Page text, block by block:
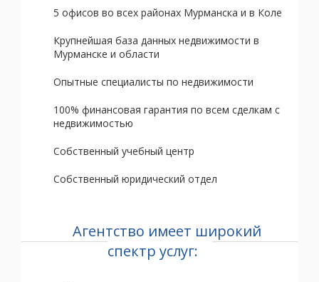
5 офисов во всех районах Мурманска и в Коле
Крупнейшая база данных недвижимости в
Мурманске и области
Опытные специалисты по недвижимости
100% финансовая гарантия по всем сделкам с
недвижимостью
Собственный учебный центр
Собственный юридический отдел
Агентство имеет широкий
спектр услуг: